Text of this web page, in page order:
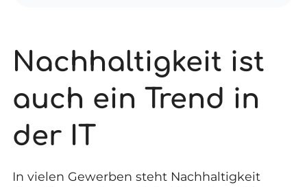
Nachhaltigkeit ist
auch ein Trend in
der IT
In vielen Gewerben steht Nachhaltigkeit